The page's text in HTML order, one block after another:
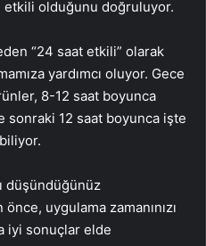
etkili olduğunu doğruluyor.
“24 saat etkili” olarak
yardımcı oluyor. Gece
8-12 saat boyunca
12 saat boyunca işte
düşündüğünüz
uygulama zamanınızı
iyi sonuçlar elde